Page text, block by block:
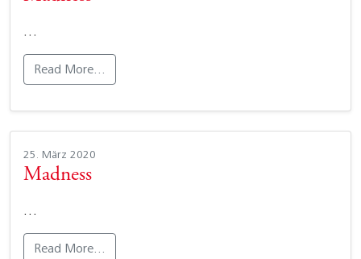
…
Read More…
25. März 2020
Madness
…
Read More…